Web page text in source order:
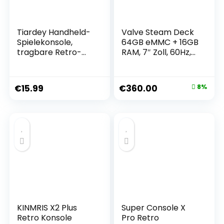
Tiardey Handheld-
Spielekonsole,
tragbare Retro-
3-Zoll-
Farbbildschirm,
(rot)
€15.99
Valve Steam Deck
64GB eMMC + 16GB
RAM, 7″ Zoll, 60Hz,
Handheld Gaming
Console
€360.00 8%
KINMRIS X2 Plus
Retro Konsole
Super Console X
Pro Retro